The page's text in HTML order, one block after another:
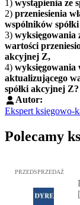
1) wystąpienia ze
2) przeniesienia
wspólników
3) wyksięgowania
wartości
akcyjnej Z,
4) wyksięgowania
aktualizującego
spółki akcyjnej Z?
Autor:
Ekspert księgowo-
Polecamy
Przejdź do:
PRZEDSPRZEDAŻ